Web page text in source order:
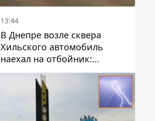
13:44
В Днепре возле сквера
Хильского автомобиль
наехал на отбойник:
момент происшествия